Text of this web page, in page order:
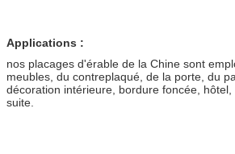
Applications :
nos placages d'érable de la Chine sont
meubles, du contreplaqué, de la porte, du
décoration intérieure, bordure foncée,
suite.